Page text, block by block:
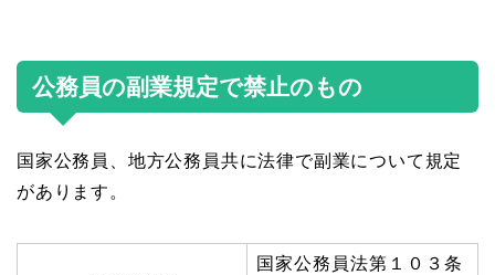
公務員の副業規定で禁止のもの
国家公務員、地方公務員共に法律で副業について規定
があります。
国家公務員法第１０３条